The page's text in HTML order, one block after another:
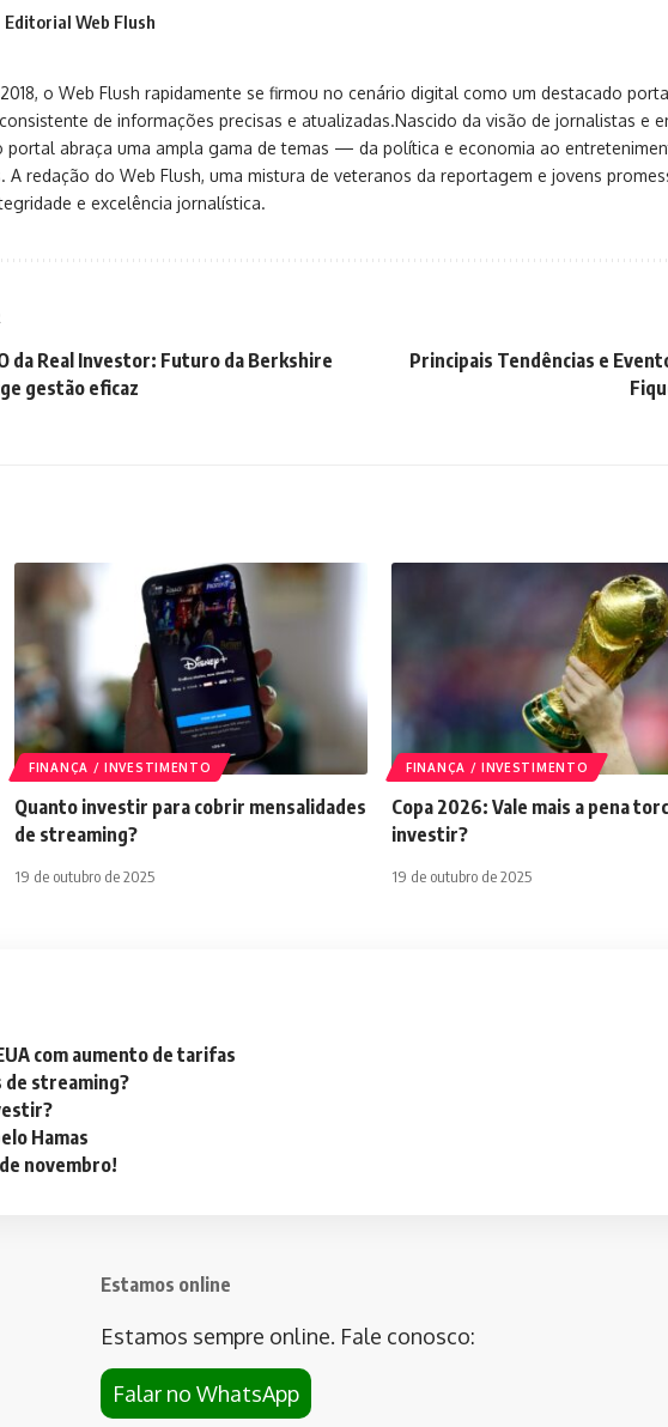
Editorial Web Flush
o Web Flush rapidamente se firmou no cenário digital como um destacado
de informações precisas e atualizadas.Nascido da visão de jornalistas e
portal abraça uma ampla gama de temas — da política e economia ao
A redação do Web Flush, uma mistura de veteranos da reportagem e jovens
e excelência jornalística.
da Real Investor: Futuro da Berkshire
gestão eficaz
Principais Tendências e
FINANÇA / INVESTIMENTO
Quanto investir para cobrir mensalidades
de streaming?
19 de outubro de 2025
FINANÇA / INVESTIMENTO
Copa 2026: Vale mais a pena
investir?
19 de outubro de 2025
com aumento de tarifas
de streaming?
Hamas
novembro!
Estamos online
Estamos sempre online. Fale conosco:
Falar no WhatsApp